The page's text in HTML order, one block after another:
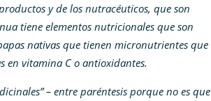
y de los nutracéuticos, que son
tiene elementos nutricionales que son
nativas que tienen micronutrientes que
en vitamina C o antioxidantes.
– entre paréntesis porque no es que